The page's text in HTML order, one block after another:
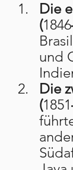
Die
(1846
und
Die
(1851